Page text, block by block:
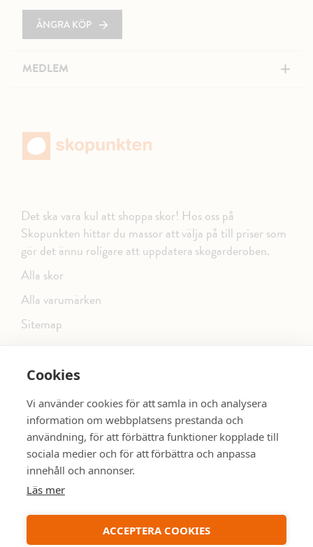
Cookies
Vi använder cookies för att samla in och analysera
information om webbplatsens prestanda och
användning, för att förbättra funktioner kopplade till
sociala medier och för att förbättra och anpassa
innehåll och annonser.
Läs mer
ACCEPTERA COOKIES
ÅNGRA KÖP
MEDLEM +
Det ska vara kul att shoppa skor! Hos oss på
Skopunkten hittar du massor att välja på till priser som
gör det ännu roligare att uppdatera skogarderoben.
Alla skor
Alla varumärken
Sitemap
FÖLJ OSS PÅ SOCIALA MEDIER
SE MER SKOR: dinsko.se